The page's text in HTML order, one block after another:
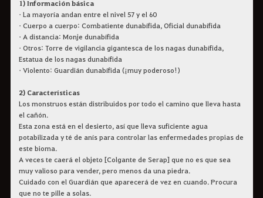
1) Información básica
• La mayoría andan entre el nivel 57 y el 60
• Cuerpo a cuerpo: Combatiente dunabífida, Oficial dunabífida
• A distancia: Monje dunabífida
• Otros: Torre de vigilancia gigantesca de los nagas dunabífida,
Estatua de los nagas dunabífida
• Violento: Guardián dunabífida (¡muy poderoso!)
2) Características
Los monstruos están distribuidos por todo el camino que lleva hasta
el cañón.
Esta zona está en el desierto, así que lleva suficiente agua
potabilizada y té de anís para controlar las enfermedades propias de
este bioma.
A veces te caerá el objeto [Colgante de Serap] que no es que sea
muy valioso para vender, pero menos da una piedra.
Cuidado con el Guardián que aparecerá de vez en cuando. Procura
que no te pille a solas.